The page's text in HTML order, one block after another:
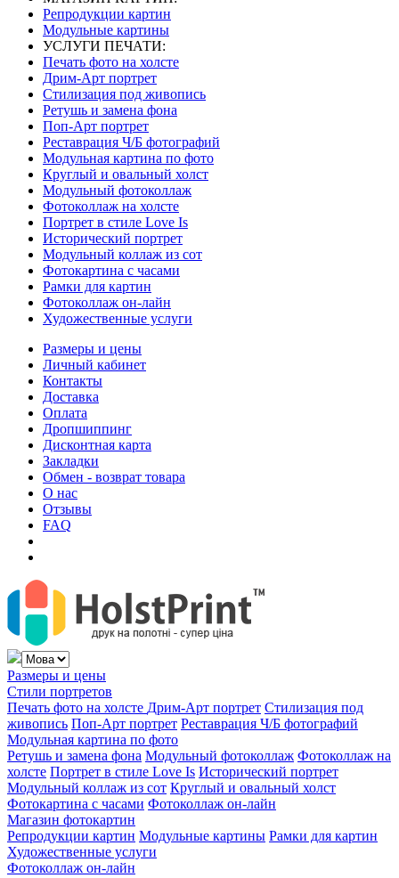
Репродукции картин
Модульные картины
УСЛУГИ ПЕЧАТИ:
Печать фото на холсте
Дрим-Арт портрет
Стилизация под живопись
Ретушь и замена фона
Поп-Арт портрет
Реставрация Ч/Б фотографий
Модульная картина по фото
Круглый и овальный холст
Модульный фотоколлаж
Фотоколлаж на холсте
Портрет в стиле Love Is
Исторический портрет
Модульный коллаж из сот
Фотокартина с часами
Рамки для картин
Фотоколлаж он-лайн
Художественные услуги
Размеры и цены
Личный кабинет
Контакты
Доставка
Оплата
Дропшиппинг
Дисконтная карта
Закладки
Обмен - возврат товара
О нас
Отзывы
FAQ
Размеры и цены
Стили портретов
Печать фото на холсте Дрим-Арт портрет Стилизация под
живопись Поп-Арт портрет Реставрация Ч/Б фотографий
Модульная картина по фото
Ретушь и замена фона Модульный фотоколлаж Фотоколлаж на
холсте Портрет в стиле Love Is Исторический портрет
Модульный коллаж из сот Круглый и овальный холст
Фотокартина с часами Фотоколлаж он-лайн
Магазин фотокартин
Репродукции картин Модульные картины Рамки для картин
Художественные услуги
Фотоколлаж он-лайн